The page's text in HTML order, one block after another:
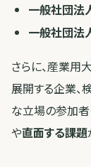
一般社団法
一般社団法
さらに、産業用
展開する企業、
な立場の参加
や直面する課題